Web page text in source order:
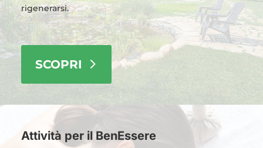
rigenerarsi.
SCOPRI
Attività per il BenEssere